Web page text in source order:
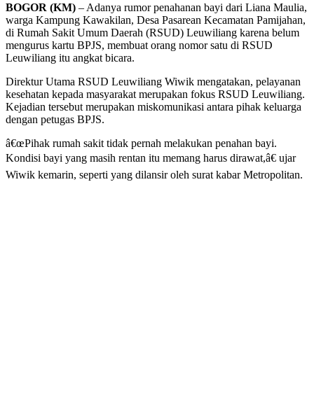
BOGOR (KM) – Adanya rumor penahanan bayi dari Liana Maulia,
warga Kampung Kawakilan, Desa Pasarean Kecamatan Pamijahan,
di Rumah Sakit Umum Daerah (RSUD) Leuwiliang karena belum
mengurus kartu BPJS, membuat orang nomor satu di RSUD
Leuwiliang itu angkat bicara.
Direktur Utama RSUD Leuwiliang Wiwik mengatakan, pelayanan
kesehatan kepada masyarakat merupakan fokus RSUD Leuwiliang.
Kejadian tersebut merupakan miskomunikasi antara pihak keluarga
dengan petugas BPJS.
â€œPihak rumah sakit tidak pernah melakukan penahan bayi.
Kondisi bayi yang masih rentan itu memang harus dirawat,â€ ujar
Wiwik kemarin, seperti yang dilansir oleh surat kabar Metropolitan.